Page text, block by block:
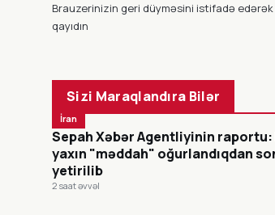
Brauzerinizin geri düyməsini istifadə
qayıdın
Sizi Maraqlandıra Bilər
İran
Sepah Xəbər Agentliyinin
yaxın "məddah" oğurlandıqdan
yetirilib
2 saat əvvəl